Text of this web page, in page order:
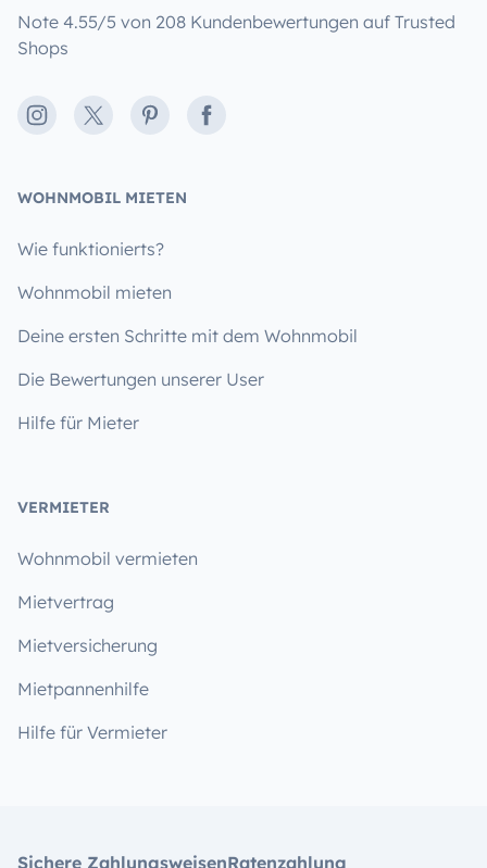
Note 4.55/5 von 208 Kundenbewertungen auf Trusted
Shops
Instagram
X PinterestFacebook
WOHNMOBIL MIETEN
Wie funktionierts?
Wohnmobil mieten
Deine ersten Schritte mit dem Wohnmobil
Die Bewertungen unserer User
Hilfe für Mieter
VERMIETER
Wohnmobil vermieten
Mietvertrag
Mietversicherung
Mietpannenhilfe
Hilfe für Vermieter
Sichere ZahlungsweisenRatenzahlung